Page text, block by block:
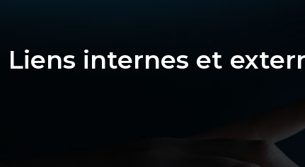
Liens internes et